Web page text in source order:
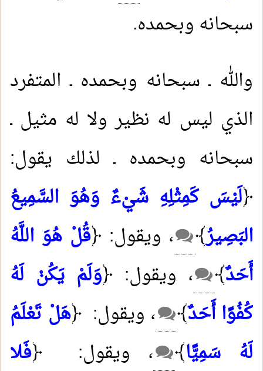
سبحانه وبحمده.
والله ـ سبحانه وبحمده ـ المتفرد
الذي ليس له نظير ولا له مثيل ـ
سبحانه وبحمده ـ لذلك يقول:
﴿لَيْسَ كَمِثْلِهِ شَيْءٌ وَهُوَ السَّمِيعُ
البَصِيرُ﴾ ، ويقول: ﴿قُلْ هُوَ اللَّهُ
أَحَدٌ﴾ ، ويقول: ﴿وَلَمْ يَكُنْ لَهُ
كُفُوًا أَحَدٌ﴾ ، ويقول: ﴿هَلْ تَعْلَمُ
لَهُ سَمِيًّا﴾ ، ويقول: ﴿فَلا